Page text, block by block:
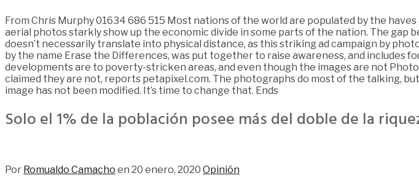
From Chris Murphy 01634 686 515 Most nations of the world are populated by the
aerial photos starkly show up the economic divide in some parts of the nation. The
doesn’t necessarily translate into physical distance, as this striking ad campaign by
by the name Erase the Differences, was put together to raise awareness, and includes
developments are to poverty-stricken areas, and even though the images are not
claimed they are not, reports petapixel.com. The photographs do most of the talking,
image has not been modified. It’s time to change that. Ends
Solo el 1% de la población posee más del doble de la
Por Romualdo Camacho en 20 enero, 2020 Opinión